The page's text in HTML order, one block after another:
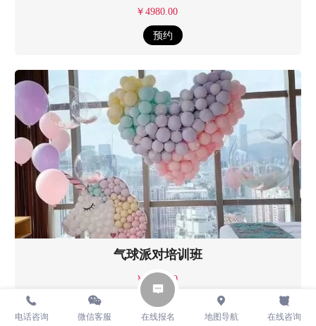
￥4980 00
预约
气球派对培训班
￥2980 .00
预约
电话咨询 微信客服 在线报名 地图导航 在线咨询